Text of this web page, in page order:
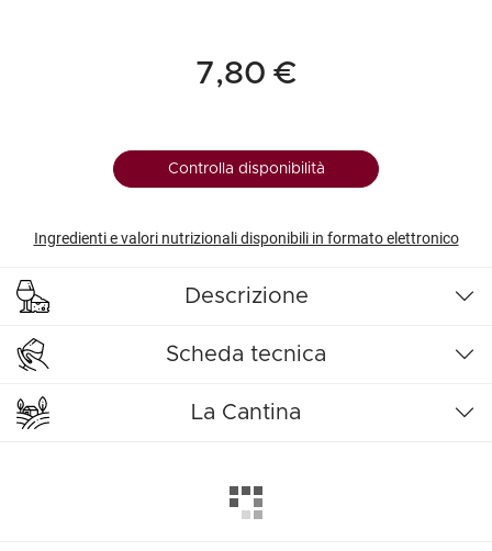
7,80 €
Controlla disponibilità
Ingredienti e valori nutrizionali disponibili in formato elettronico
Descrizione
Scheda tecnica
La Cantina